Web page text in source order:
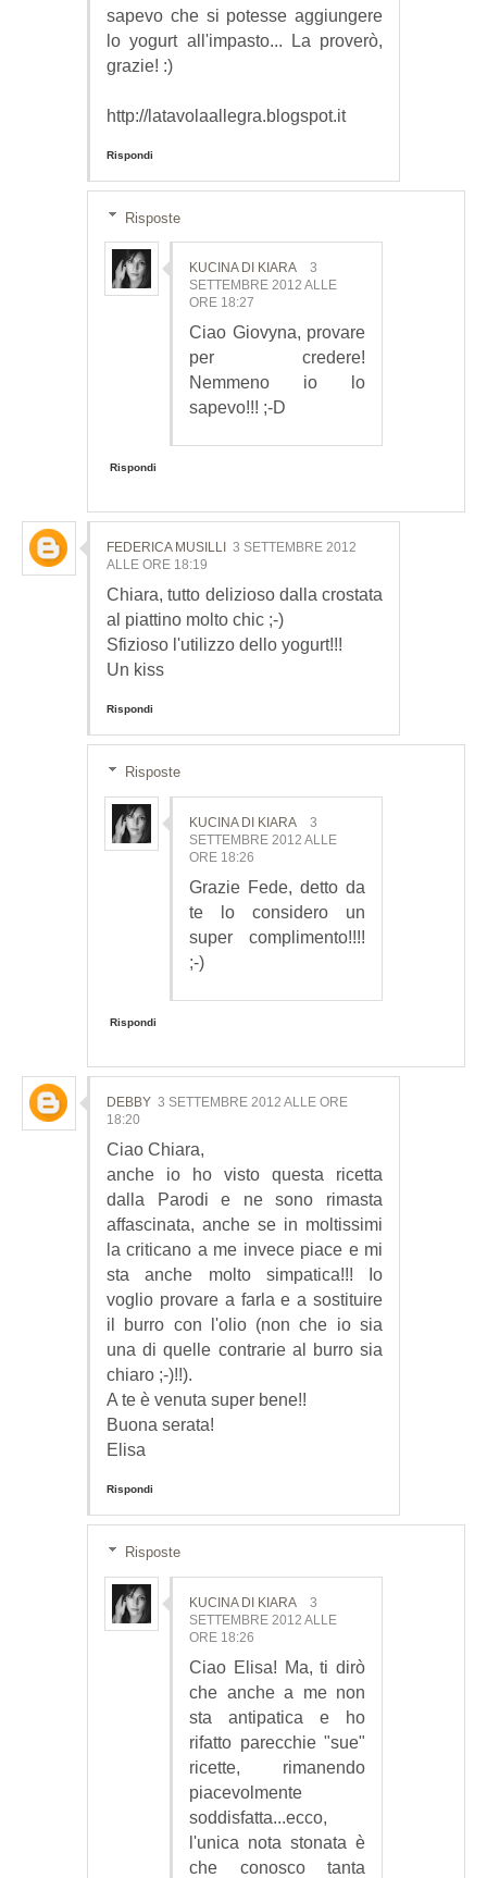
sapevo che si potesse aggiungere
lo yogurt all'impasto... La proverò,
grazie! :)
http://latavolaallegra.blogspot.it
Rispondi
Risposte
KUCINA DI KIARA
3
SETTEMBRE 2012 ALLE
ORE 18:27
Ciao Giovyna, provare
per credere!
Nemmeno io lo
sapevo!!! ;-D
Rispondi
FEDERICA MUSILLI
3 SETTEMBRE 2012
ALLE ORE 18:19
Chiara, tutto delizioso dalla crostata
al piattino molto chic ;-)
Sfizioso l'utilizzo dello yogurt!!!
Un kiss
Rispondi
Risposte
KUCINA DI KIARA
3
SETTEMBRE 2012 ALLE
ORE 18:26
Grazie Fede, detto da
te lo considero un
super complimento!!!!
;-)
Rispondi
DEBBY 3 SETTEMBRE 2012 ALLE ORE
18:20
Ciao Chiara,
anche io ho visto questa ricetta
dalla Parodi e ne sono rimasta
affascinata, anche se in moltissimi
la criticano a me invece piace e mi
sta anche molto simpatica!!! Io
voglio provare a farla e a sostituire
il burro con l'olio (non che io sia
una di quelle contrarie al burro sia
chiaro ;-)!!).
A te è venuta super bene!!
Buona serata!
Elisa
Rispondi
Risposte
KUCINA DI KIARA
3
SETTEMBRE 2012 ALLE
ORE 18:26
Ciao Elisa! Ma, ti dirò
che anche a me non
sta antipatica e ho
rifatto parecchie "sue"
ricette, rimanendo
piacevolmente
soddisfatta...ecco,
l'unica nota stonata è
che conosco tanta